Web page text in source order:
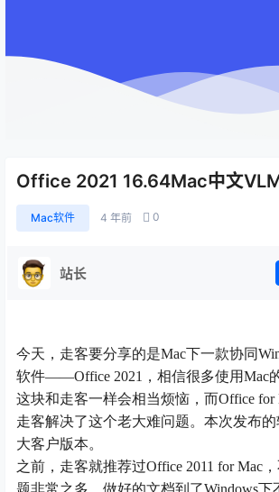
Office 2021 16.64Mac中文
Mac软件 4 年前 0
站长
今天，走客要分享的是Mac下一款协同
软件——Office 2021，相信很多使用Mac
这块和走客一样会相当烦恼，而Office for
走客解决了这个老大难问题。本次发布的
大客户版本。
之前，走客就推荐过Office 2011 for Mac